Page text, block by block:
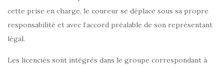
cette prise en charge, le coureur se déplace sous sa propre
responsabilité et avec l’accord préalable de son représentant
légal.
Les licenciés sont intégrés dans le groupe correspondant à